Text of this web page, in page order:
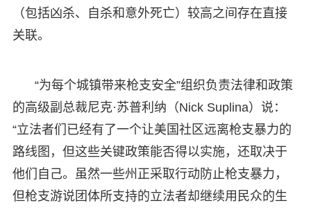
（包括凶杀、自杀和意外死亡）较高之间存在直接
关联。
“为每个城镇带来枪支安全”组织负责法律和政策
的高级副总裁尼克·苏普利纳（Nick Suplina）说：
“立法者们已经有了一个让美国社区远离枪支暴力的
路线图，但这些关键政策能否得以实施，还取决于
他们自己。虽然一些州正采取行动防止枪支暴力，
但枪支游说团体所支持的立法者却继续用民众的生